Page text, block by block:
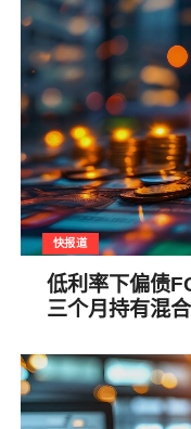
快报道
低利率下偏债
三个月持有混